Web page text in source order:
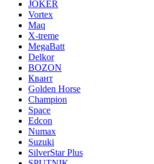
JOKER
Vortex
Maq
X-treme
MegaBatt
Delkor
BOZON
Квант
Golden Horse
Champion
Space
Edcon
Numax
Suzuki
SilverStar Plus